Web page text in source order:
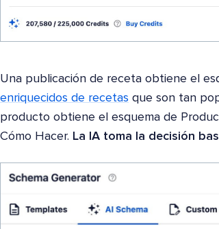
Una publicación de receta obtiene el
enriquecidos de recetas que son tan
producto obtiene el esquema de
Cómo Hacer. La IA toma la decisión